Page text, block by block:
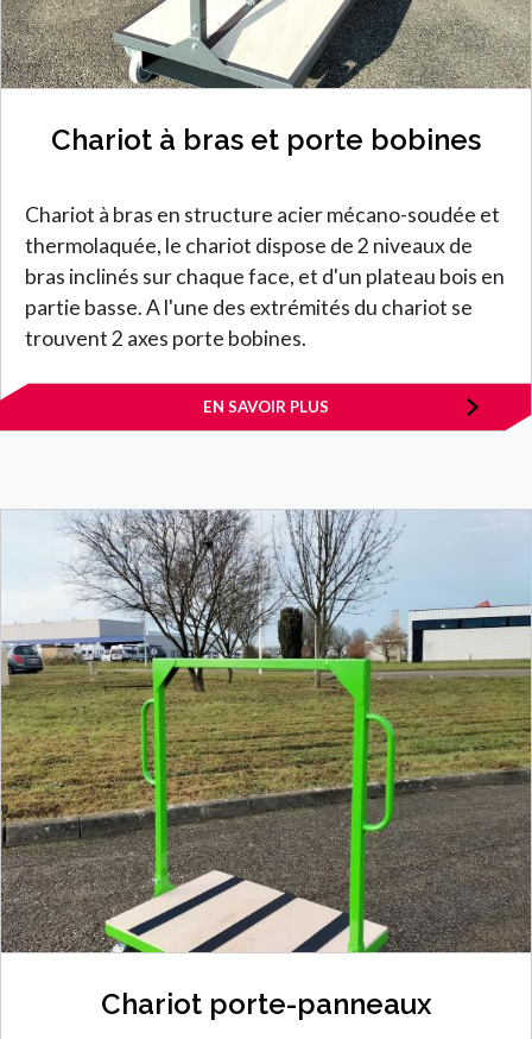
Chariot à bras et porte bobines
Chariot à bras en structure acier mécano-soudée et
thermolaquée, le chariot dispose de 2 niveaux de
bras inclinés sur chaque face, et d'un plateau bois en
partie basse. A l'une des extrémités du chariot se
trouvent 2 axes porte bobines.
EN SAVOIR PLUS
Chariot porte-panneaux